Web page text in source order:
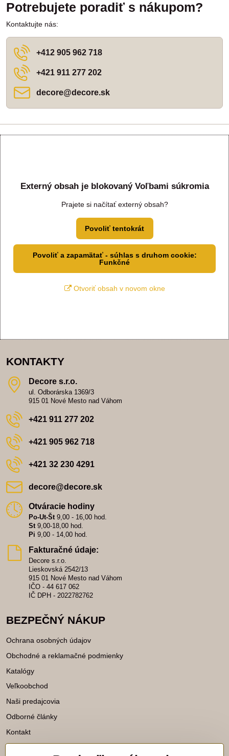
Potrebujete poradiť s nákupom?
Kontaktujte nás:
+412 905 962 718
+421 911 277 202
decore​@decore​.sk
Externý obsah je blokovaný Voľbami súkromia
Prajete si načítať externý obsah?
Povoliť tentokrát
Povoliť a zapamätať - súhlas s druhom cookie:
Funkčné
Otvoriť obsah v novom okne
KONTAKTY
Decore s​.r​.o​.
ul. Odborárska 1369/3
915 01 Nové Mesto nad Váhom
+421 911 277 202
+421 905 962 718
+421 32 230 4291
decore​@decore​.sk
Otváracie hodiny
Po-Ut-Št9,00 - 16,00 hod.
St9,00-18,00 hod.
Pi 9,00 - 14,00 hod.
Fakturačné údaje:
Decore s.r.o.
Lieskovská 2542/13
915 01 Nové Mesto nad Váhom
IČO - 44 617 062
IČ DPH - 2022782762
BEZPEČNÝ NÁKUP
Ochrana osobných údajov
Obchodné a reklamačné podmienky
Katalógy
Veľkoobchod
Naši predajcovia
Odborné články
Kontakt